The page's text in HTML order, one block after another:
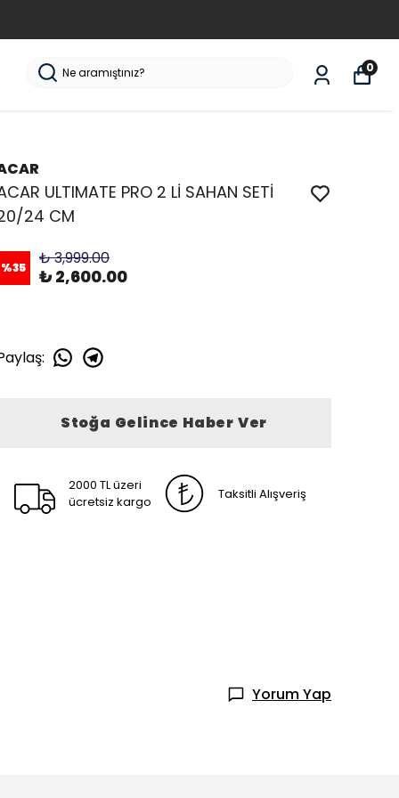
0
ULTIMATE PRO 2 Lİ SAHAN SETİ
24 CM
%35 ₺ 3,999.00
₺ 2,600.00
:
Stoğa Gelince Haber Ver
2000 TL üzeri
ücretsiz kargo
Taksitli Alışveriş
Yorum Yap